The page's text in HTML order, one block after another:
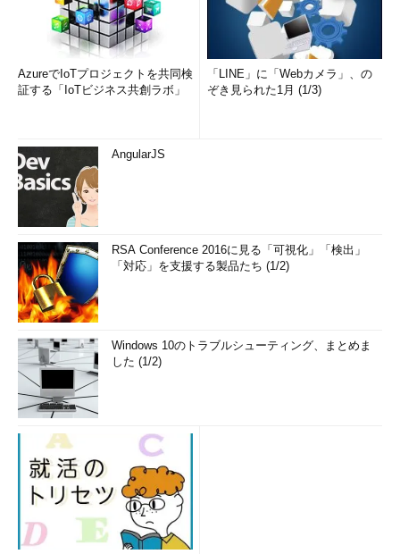
AzureでIoTプロジェクトを共同検
証する「IoTビジネス共創ラボ」
「LINE」に「Webカメラ」、の
ぞき見られた1月 (1/3)
AngularJS
RSA Conference 2016に見る「可視化」「検出」
「対応」を支援する製品たち (1/2)
Windows 10のトラブルシューティング、まとめま
した (1/2)